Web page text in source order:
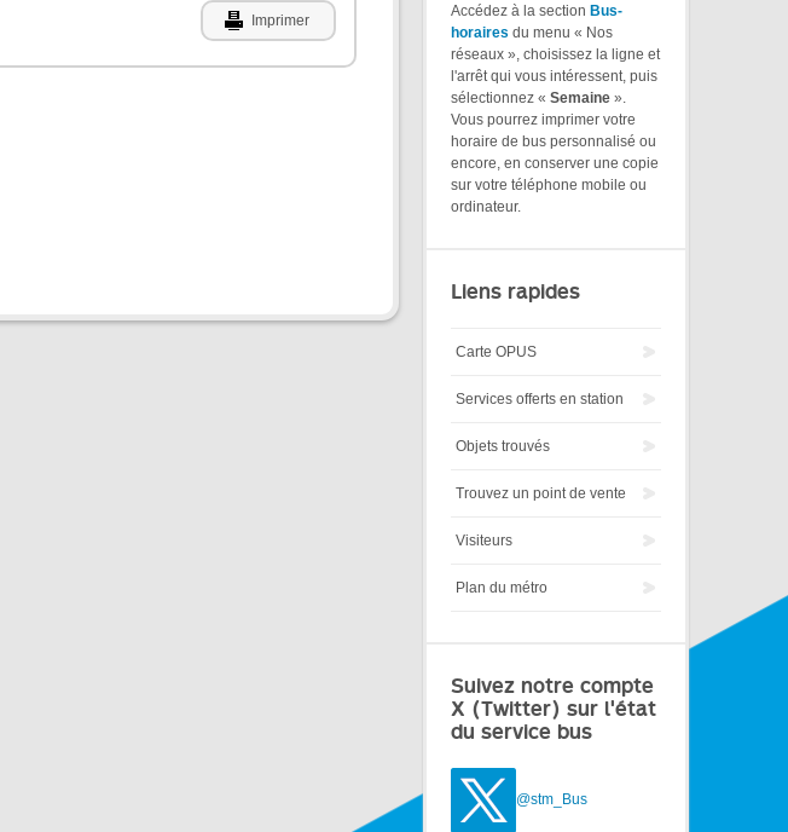
Imprimer
Accédez à la section Bus-
horaires du menu « Nos
réseaux », choisissez la ligne et
l'arrêt qui vous intéressent, puis
sélectionnez « Semaine ».
Vous pourrez imprimer votre
horaire de bus personnalisé ou
encore, en conserver une copie
sur votre téléphone mobile ou
ordinateur.
Liens rapides
Carte OPUS
Services offerts en station
Objets trouvés
Trouvez un point de vente
Visiteurs
Plan du métro
Suivez notre compte
X (Twitter) sur l'état
du service bus
@stm_Bus